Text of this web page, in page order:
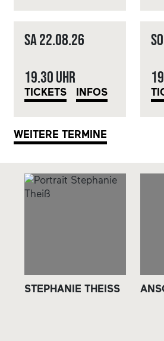
Sa22.08.26
19.30 Uhr
TICKETS INFOS
So
WEITERE TERMINE
STEPHANIE THEISS